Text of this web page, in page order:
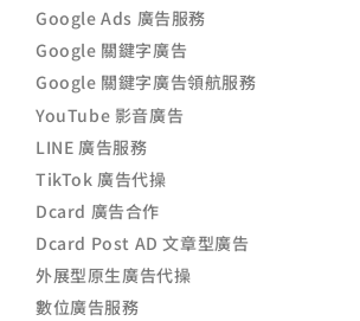
Google Ads 廣告服務
Google 關鍵字廣告
Google 關鍵字廣告領航服務
YouTube 影音廣告
LINE 廣告服務
TikTok 廣告代操
Dcard 廣告合作
Dcard Post AD 文章型廣告
外展型原生廣告代操
數位廣告服務